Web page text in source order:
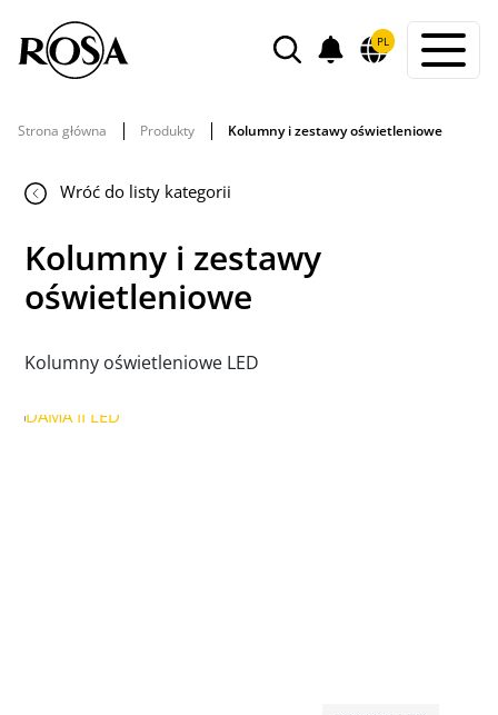
WYSZUKIWARKAPOWIADOMIENIA
PL
Strona główna Produkty Kolumny i zestawy oświetleniowe
Wróć do listy kategorii
Kolumny i zestawy
oświetleniowe
Kolumny oświetleniowe LED